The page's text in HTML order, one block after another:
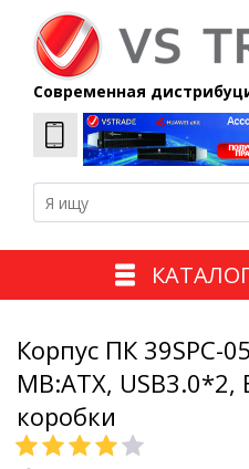
Современная
Корпус ПК 39SPC-
MB:ATX, USB3.0*2,
коробки